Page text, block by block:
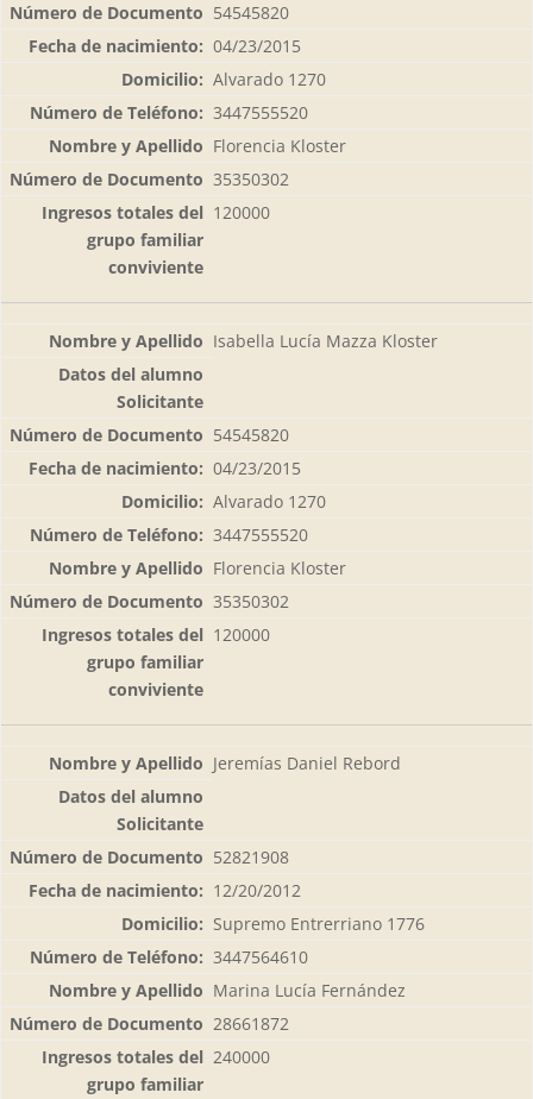
54545820
04/23/2015
Alvarado 1270
3447555520
Florencia Kloster
35350302
120000
Isabella Lucía Mazza Kloster
54545820
04/23/2015
Alvarado 1270
3447555520
Florencia Kloster
35350302
120000
Jeremías Daniel Rebord
52821908
12/20/2012
Supremo Entrerriano 1776
3447564610
Marina Lucía Fernández
28661872
240000